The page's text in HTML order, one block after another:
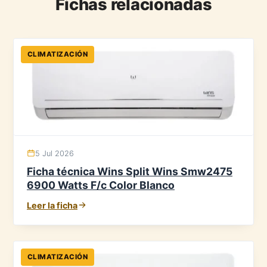
Fichas relacionadas
CLIMATIZACIÓN
5 Jul 2026
Ficha técnica Wins Split Wins Smw2475
6900 Watts F/c Color Blanco
Leer la ficha
CLIMATIZACIÓN